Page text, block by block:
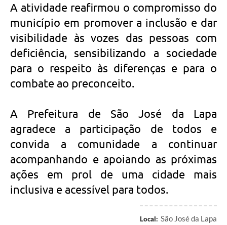
A atividade reafirmou o compromisso do
município em promover a inclusão e dar
visibilidade às vozes das pessoas com
deficiência, sensibilizando a sociedade
para o respeito às diferenças e para o
combate ao preconceito.
A Prefeitura de São José da Lapa
agradece a participação de todos e
convida a comunidade a continuar
acompanhando e apoiando as próximas
ações em prol de uma cidade mais
inclusiva e acessível para todos.
Local: São José da Lapa